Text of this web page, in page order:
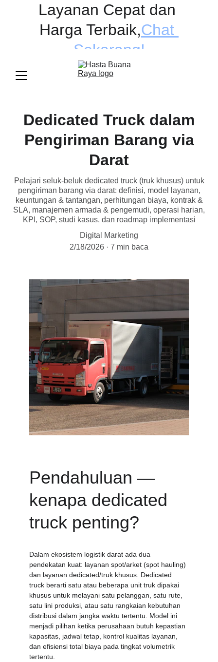
Layanan Cepat dan
Harga Terbaik,Chat
Sekarang!
Dedicated Truck dalam
Pengiriman Barang via
Darat
Pelajari seluk-beluk dedicated truck (truk khusus) untuk
pengiriman barang via darat: definisi, model layanan,
keuntungan & tantangan, perhitungan biaya, kontrak &
SLA, manajemen armada & pengemudi, operasi harian,
KPI, SOP, studi kasus, dan roadmap implementasi
Digital Marketing
2/18/2026
7 min baca
Pendahuluan —
kenapa dedicated
truck penting?
Dalam ekosistem logistik darat ada dua
pendekatan kuat: layanan spot/arket (spot hauling)
dan layanan dedicated/truk khusus. Dedicated
truck berarti satu atau beberapa unit truk dipakai
khusus untuk melayani satu pelanggan, satu rute,
satu lini produksi, atau satu rangkaian kebutuhan
distribusi dalam jangka waktu tertentu. Model ini
menjadi pilihan ketika perusahaan butuh kepastian
kapasitas, jadwal tetap, kontrol kualitas layanan,
dan efisiensi total biaya pada tingkat volumetrik
tertentu.